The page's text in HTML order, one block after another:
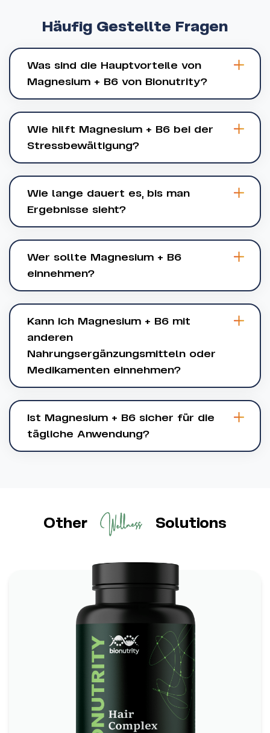
Häufig Gestellte Fragen
Was sind die Hauptvorteile von
Magnesium + B6 von Bionutrity?
Wie hilft Magnesium + B6 bei der
Stressbewältigung?
Wie lange dauert es, bis man
Ergebnisse sieht?
Wer sollte Magnesium + B6
einnehmen?
Kann ich Magnesium + B6 mit
anderen
Nahrungsergänzungsmitteln oder
Medikamenten einnehmen?
Ist Magnesium + B6 sicher für die
tägliche Anwendung?
Other Solutions
BioNutrity Hair Complex
Unterstützt das natürliche Haarwachstum
Reduziert Haarbruch & Haarausfall